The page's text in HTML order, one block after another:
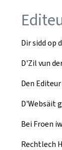
Dir sidd op
D'Zil vun
Den Editeur
D'Websäit
Bei Froen
Rechtlech